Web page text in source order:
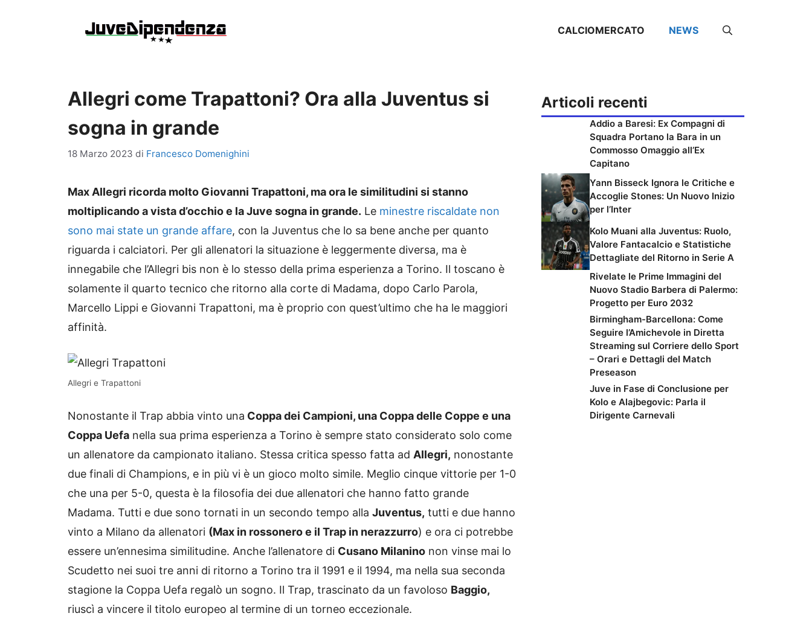
CALCIOMERCATO NEWS
Allegri come Trapattoni? Ora alla Juventus si
sogna in grande
18 Marzo 2023 di Francesco Domenighini
Max Allegri ricorda molto Giovanni Trapattoni, ma ora le similitudini si stanno
moltiplicando a vista d’occhio e la Juve sogna in grande. Le minestre riscaldate non
sono mai state un grande affare, con la Juventus che lo sa bene anche per quanto
riguarda i calciatori. Per gli allenatori la situazione è leggermente diversa, ma è
innegabile che l’Allegri bis non è lo stesso della prima esperienza a Torino. Il toscano è
solamente il quarto tecnico che ritorno alla corte di Madama, dopo Carlo Parola,
Marcello Lippi e Giovanni Trapattoni, ma è proprio con quest’ultimo che ha le maggiori
affinità.
Allegri e Trapattoni
Nonostante il Trap abbia vinto una Coppa dei Campioni, una Coppa delle Coppe e una
Coppa Uefa nella sua prima esperienza a Torino è sempre stato considerato solo come
un allenatore da campionato italiano. Stessa critica spesso fatta ad Allegri, nonostante
due finali di Champions, e in più vi è un gioco molto simile. Meglio cinque vittorie per 1-0
che una per 5-0, questa è la filosofia dei due allenatori che hanno fatto grande
Madama. Tutti e due sono tornati in un secondo tempo alla Juventus, tutti e due hanno
vinto a Milano da allenatori (Max in rossonero e il Trap in nerazzurro) e ora ci potrebbe
essere un’ennesima similitudine. Anche l’allenatore di Cusano Milanino non vinse mai lo
Scudetto nei suoi tre anni di ritorno a Torino tra il 1991 e il 1994, ma nella sua seconda
stagione la Coppa Uefa regalò un sogno. Il Trap, trascinato da un favoloso Baggio,
riuscì a vincere il titolo europeo al termine di un torneo eccezionale.
Articoli recenti
Addio a Baresi: Ex Compagni di
Squadra Portano la Bara in un
Commosso Omaggio all’Ex
Capitano
Yann Bisseck Ignora le Critiche e
Accoglie Stones: Un Nuovo Inizio
per l’Inter
Kolo Muani alla Juventus: Ruolo,
Valore Fantacalcio e Statistiche
Dettagliate del Ritorno in Serie A
Rivelate le Prime Immagini del
Nuovo Stadio Barbera di Palermo:
Progetto per Euro 2032
Birmingham-Barcellona: Come
Seguire l’Amichevole in Diretta
Streaming sul Corriere dello Sport
– Orari e Dettagli del Match
Preseason
Juve in Fase di Conclusione per
Kolo e Alajbegovic: Parla il
Dirigente Carnevali